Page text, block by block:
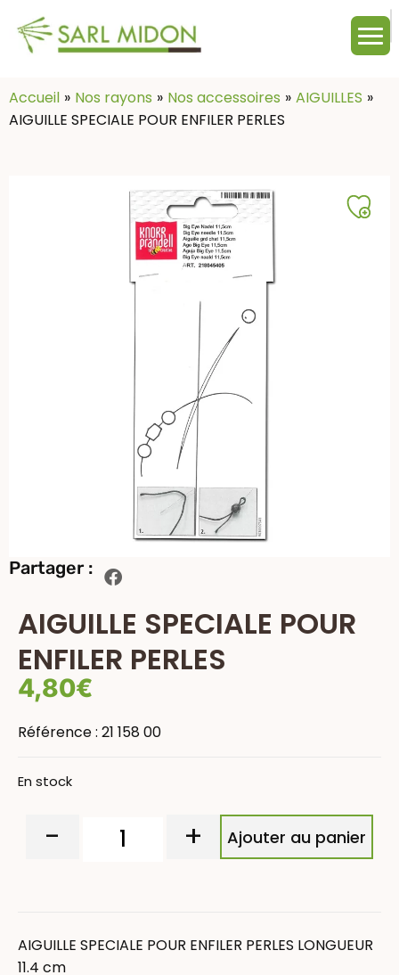
Accueil
Nos rayons Nos accessoires
AIGUILLES
AIGUILLE SPECIALE POUR ENFILER PERLES
Partager :
AIGUILLE SPECIALE POUR
ENFILER PERLES
4,80€
Référence : 21 158 00
En stock
- + Ajouter au panier
AIGUILLE SPECIALE POUR ENFILER PERLES LONGUEUR
11.4 cm